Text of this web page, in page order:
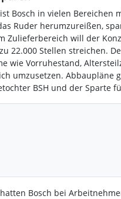
Bosch in vielen Bereichen
Ruder herumzureißen,
Zulieferbereich will der
22.000 Stellen streichen.
wie Vorruhestand,
umzusetzen. Abbaupläne
BSH und der Sparte
Bosch bei